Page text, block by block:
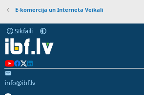
E-komercija un Interneta Veikali
Sīkfaili
info@ibf.lv